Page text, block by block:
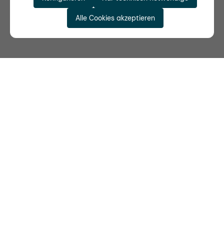
Alle Cookies akzeptieren